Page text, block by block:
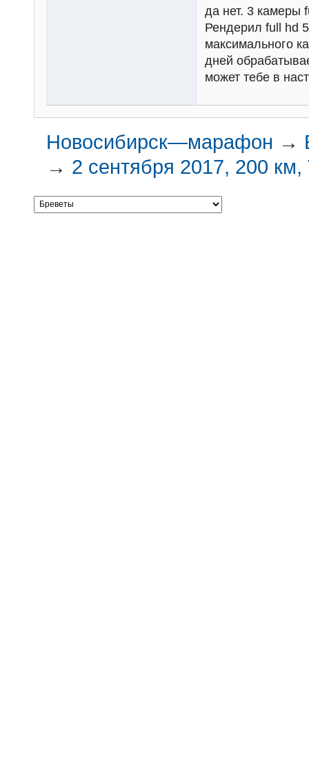
да нет. 3 камеры
Рендерил full hd
максимального
дней
может тебе в
Новосибирск—марафон →
→ 2 сентября 2017, 200 км,